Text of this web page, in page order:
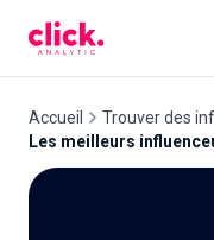
Accueil Trouver des
Les meilleurs